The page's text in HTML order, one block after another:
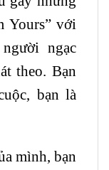
Yours” với
ngạc
theo. Bạn
bạn là
mình, bạn